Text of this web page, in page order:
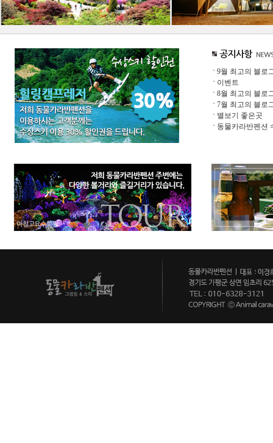
9월 최고의 블로
이벤트
8월 최고의 블로
7월 최고의 블로
별보기 좋은곳
동물카라반펜션